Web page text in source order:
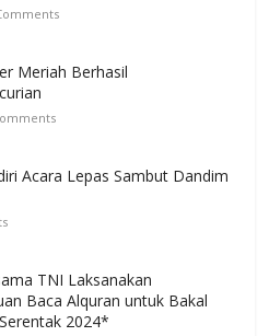
Meriah Berhasil
Acara Lepas Sambut Dandim
TNI Laksanakan
Baca Alquran untuk Bakal
2024*